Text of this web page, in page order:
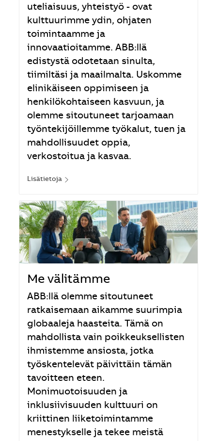
uteliaisuus, yhteistyö - ovat
kulttuurimme ydin, ohjaten
toimintaamme ja
innovaatioitamme. ABB:llä
edistystä odotetaan sinulta,
tiimiltäsi ja maailmalta. Uskomme
elinikäiseen oppimiseen ja
henkilökohtaiseen kasvuun, ja
olemme sitoutuneet tarjoamaan
työntekijöillemme työkalut, tuen ja
mahdollisuudet oppia,
verkostoitua ja kasvaa.
Lisätietoja
Me välitämme
ABB:llä olemme sitoutuneet
ratkaisemaan aikamme suurimpia
globaaleja haasteita. Tämä on
mahdollista vain poikkeuksellisten
ihmistemme ansiosta, jotka
työskentelevät päivittäin tämän
tavoitteen eteen.
Monimuotoisuuden ja
inklusiivisuuden kulttuuri on
kriittinen liiketoimintamme
menestykselle ja tekee meistä